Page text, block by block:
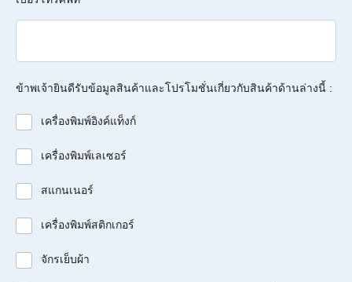
ข้าพเจ้ายินดีรับข้อมูลสินค้าและโปรโมชั่นเกี่ยวกับสินค้าด้านล่างนี้ :
เครื่องพิมพ์อิงค์แท็งก์
เครื่องพิมพ์เลเซอร์
สแกนเนอร์
เครื่องพิมพ์สติกเกอร์
จักรเย็บผ้า